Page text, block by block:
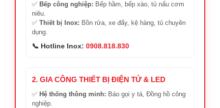
✅ Bếp công nghiệp: Bếp hầm, bếp xào, tủ nấu cơm
niêu.
✅ Thiết bị Inox: Bồn rửa, xe đẩy, kệ hàng, tủ chuyên
dụng.
📞 Hotline Inox: 0908.818.830
2. GIA CÔNG THIẾT BỊ ĐIỆN TỬ & LED
✅ Hệ thống thông minh: Báo gọi y tá, Đồng hồ công
nghiệp.